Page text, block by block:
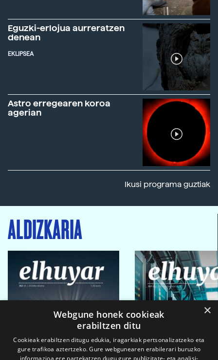
Eguzki-erlojua aurreratzen
denean
EKLIPSEA
Astro erregearen koroa
agerian
Ikusi programa guztiak
ALDIZKARIA
×
Webgune honek cookieak
erabiltzen ditu
Cookieak erabiltzen ditugu edukia, iragarkiak pertsonalizatzeko eta
gure trafikoa aztertzeko. Gure webgunearen erabilerari buruzko
informazioa ere partekatzen dugu gure publizitate- eta analisi-